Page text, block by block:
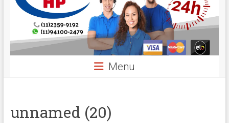
Prime
Menu
unnamed (20)